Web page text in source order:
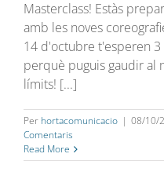
Masterclass! Estàs
amb les noves
14 d'octubre t'esperen
perquè puguis gaudir al
límits! [...]
Per hortacomunicacio | 08/10/
Comentaris
Read More